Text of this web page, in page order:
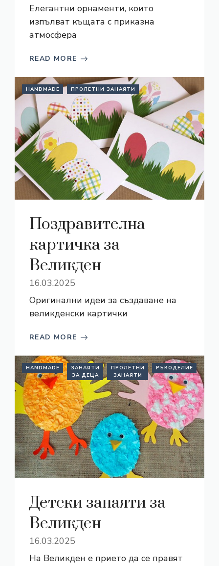
Елегантни орнаменти, които
изпълват къщата с приказна
атмосфера
READ MORE
HANDMADE ПРОЛЕТНИ ЗАНАЯТИ
Поздравителна
картичка за
Великден
16.03.2025
Оригинални идеи за създаване на
великденски картички
READ MORE
HANDMADE
ЗАНАЯТИ
ЗА ДЕЦА
ПРОЛЕТНИ
ЗАНАЯТИ
РЪКОДЕЛИЕ
Детски занаяти за
Великден
16.03.2025
На Великден е прието да се правят